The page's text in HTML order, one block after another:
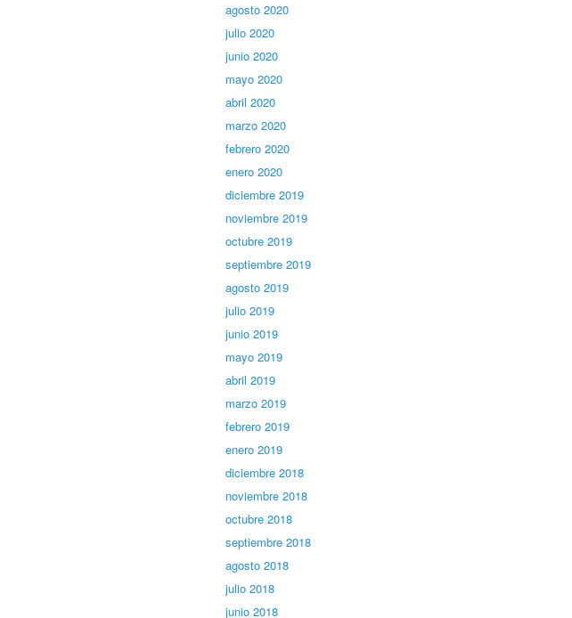
agosto 2020
julio 2020
junio 2020
mayo 2020
abril 2020
marzo 2020
febrero 2020
enero 2020
diciembre 2019
noviembre 2019
octubre 2019
septiembre 2019
agosto 2019
julio 2019
junio 2019
mayo 2019
abril 2019
marzo 2019
febrero 2019
enero 2019
diciembre 2018
noviembre 2018
octubre 2018
septiembre 2018
agosto 2018
julio 2018
junio 2018